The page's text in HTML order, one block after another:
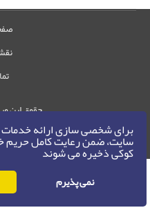
برای شخصی سازی ارائه خدمات
سایت، ضمن رعایت کامل حریم
کوکی ذخیره می شوند
نمی پذیرم
حقوق این